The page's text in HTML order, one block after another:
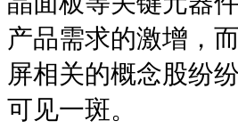
产品需求的激增，
屏相关的概念股纷
可见一斑。